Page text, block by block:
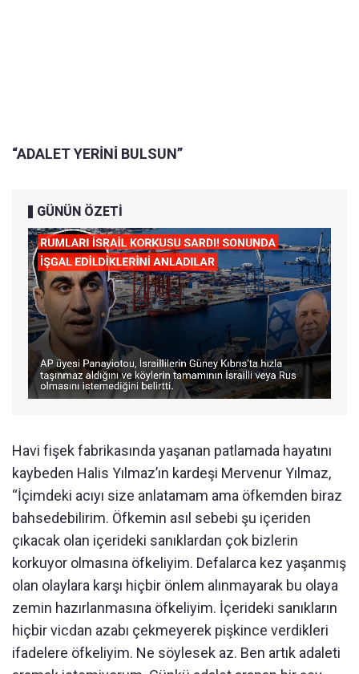
“ADALET YERİNİ BULSUN”
GÜNÜN ÖZETİ
Havi fişek fabrikasında yaşanan patlamada hayatını
kaybeden Halis Yılmaz’ın kardeşi Mervenur Yılmaz,
“İçimdeki acıyı size anlatamam ama öfkemden biraz
bahsedebilirim. Öfkemin asıl sebebi şu içeriden
çıkacak olan içerideki sanıklardan çok bizlerin
korkuyor olmasına öfkeliyim. Defalarca kez yaşanmış
olan olaylara karşı hiçbir önlem alınmayarak bu olaya
zemin hazırlanmasına öfkeliyim. İçerideki sanıkların
hiçbir vicdan azabı çekmeyerek pişkince verdikleri
ifadelere öfkeliyim. Ne söylesek az. Ben artık adaleti